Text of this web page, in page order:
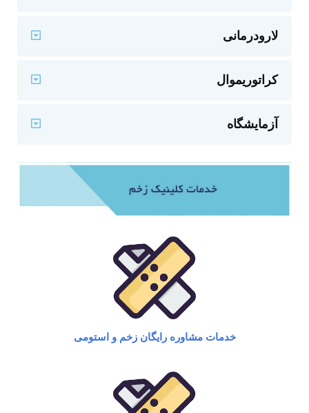
لارودرمانی
کراتوریموال
آزمایشگاه
خدمات مشاوره رایگان زخم و استومی